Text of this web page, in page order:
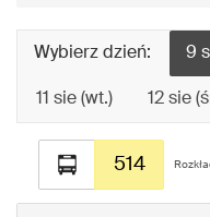
Wybierz dzień: 9
11 sie (wt.) 12 sie
514